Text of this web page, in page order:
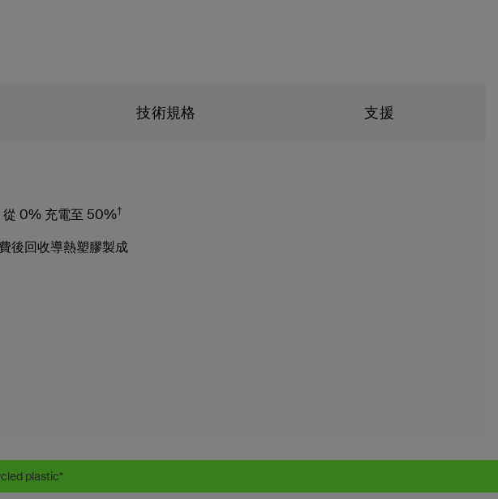
技術規格 支援
從 0% 充電至 50%†
後回收導熱塑膠製成
plastic*